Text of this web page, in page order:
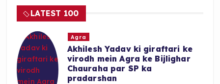
o
o
k
p
p
LATEST 100
Agra
Akhilesh Yadav ki giraftari ke
virodh mein Agra ke Bijlighar
Chauraha par SP ka
pradarshan